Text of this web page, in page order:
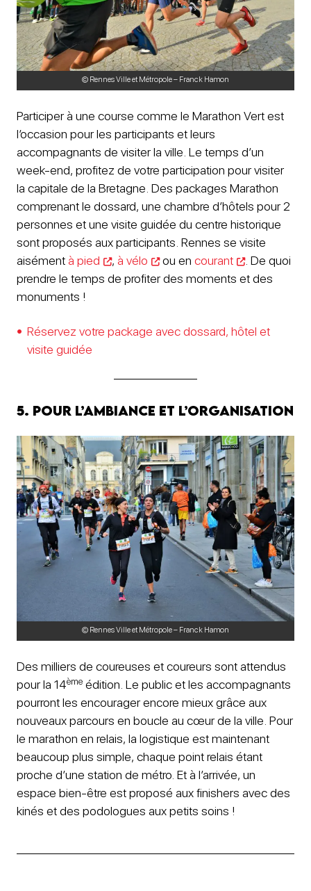
© Rennes Ville et Métropole – Franck Hamon
Participer à une course comme le Marathon Vert est
l’occasion pour les participants et leurs
accompagnants de visiter la ville. Le temps d’un
week-end, profitez de votre participation pour visiter
la capitale de la Bretagne. Des packages Marathon
comprenant le dossard, une chambre d’hôtels pour 2
personnes et une visite guidée du centre historique
sont proposés aux participants. Rennes se visite
aisémentà pied , à vélo ou en courant
. De quoi
prendre le temps de profiter des moments et des
monuments !
Réservez votre package avec dossard, hôtel et
visite guidée
5. Pour l’ambiance et l’organisation
© Rennes Ville et Métropole – Franck Hamon
Des milliers de coureuses et coureurs sont attendus
pour la 14ème édition. Le public et les accompagnants
pourront les encourager encore mieux grâce aux
nouveaux parcours en boucle au cœur de la ville. Pour
le marathon en relais, la logistique est maintenant
beaucoup plus simple, chaque point relais étant
proche d’une station de métro. Et à l’arrivée, un
espace bien-être est proposé aux finishers avec des
kinés et des podologues aux petits soins !